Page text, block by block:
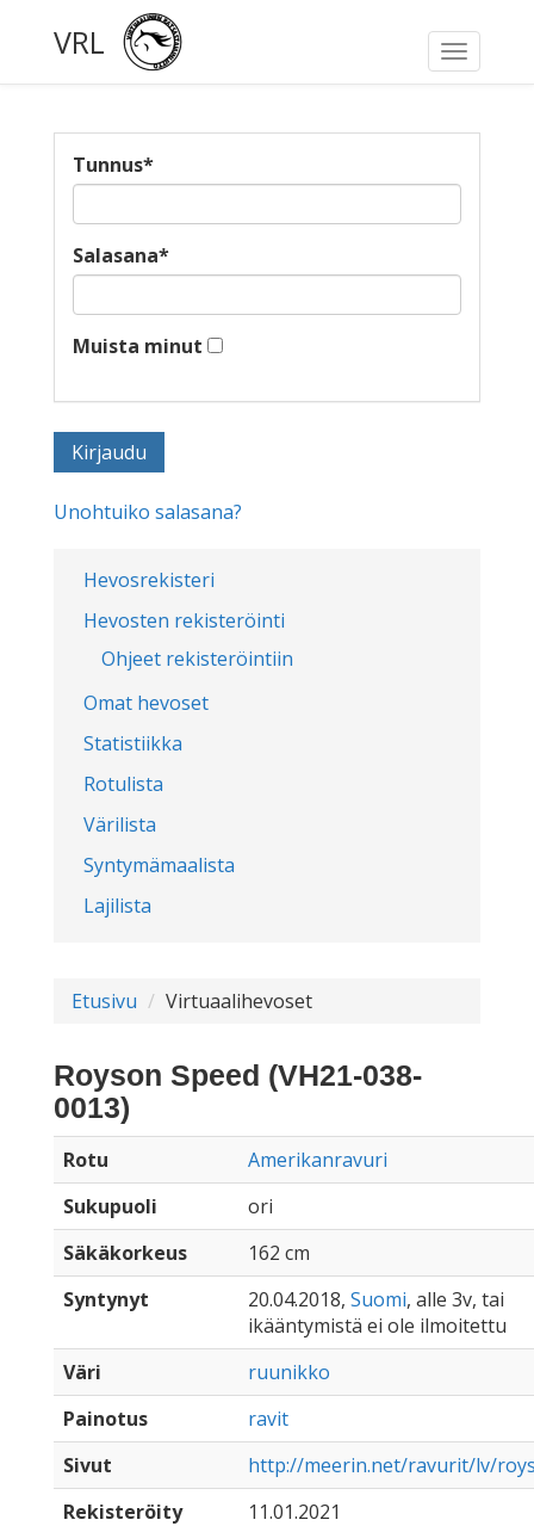
Toggle
VRL
Hevosrekisteri
Hevosten rekisteröinti
Ohjeet rekisteröintiin
Omat hevoset
Statistiikka
Rotulista
Värilista
Syntymämaalista
Lajilista
Tunnus*
Salasana*
Muista minut
Unohtuiko salasana?
Etusivu Virtuaalihevoset
Royson Speed (VH21-038-
0013)
Rotu
Amerikanravuri
Sukupuoli
ori
Säkäkorkeus
162 cm
Syntynyt
20.04.2018, Suomi, alle 3v, tai
ikääntymistä ei ole ilmoitettu
Väri
ruunikko
Painotus
ravit
Sivut
http://meerin.net/ravurit/lv/
Rekisteröity
11.01.2021